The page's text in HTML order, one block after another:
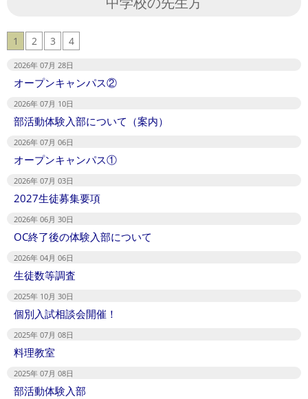
1 2 3 4
2026年 07月 28日
オープンキャンパス②
2026年 07月 10日
部活動体験入部について（案内）
2026年 07月 06日
オープンキャンパス①
2026年 07月 03日
2027生徒募集要項
2026年 06月 30日
OC終了後の体験入部について
2026年 04月 06日
生徒数等調査
2025年 10月 30日
個別入試相談会開催！
2025年 07月 08日
料理教室
2025年 07月 08日
部活動体験入部